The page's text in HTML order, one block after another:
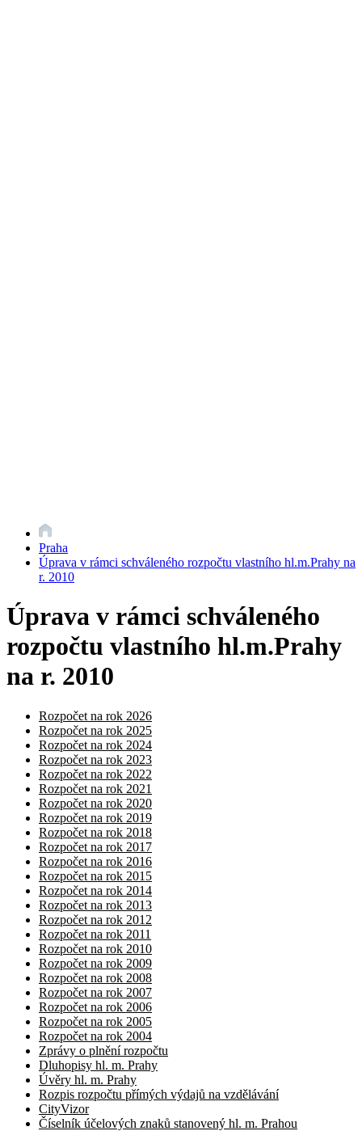
Praha
Úprava v rámci schváleného rozpočtu vlastního hl.m.Prahy na
r. 2010
Úprava v rámci schváleného
rozpočtu vlastního hl.m.Prahy
na r. 2010
Rozpočet na rok 2026
Rozpočet na rok 2025
Rozpočet na rok 2024
Rozpočet na rok 2023
Rozpočet na rok 2022
Rozpočet na rok 2021
Rozpočet na rok 2020
Rozpočet na rok 2019
Rozpočet na rok 2018
Rozpočet na rok 2017
Rozpočet na rok 2016
Rozpočet na rok 2015
Rozpočet na rok 2014
Rozpočet na rok 2013
Rozpočet na rok 2012
Rozpočet na rok 2011
Rozpočet na rok 2010
Rozpočet na rok 2009
Rozpočet na rok 2008
Rozpočet na rok 2007
Rozpočet na rok 2006
Rozpočet na rok 2005
Rozpočet na rok 2004
Zprávy o plnění rozpočtu
Dluhopisy hl. m. Prahy
Úvěry hl. m. Prahy
Rozpis rozpočtu přímých výdajů na vzdělávání
CityVizor
Číselník účelových znaků stanovený hl. m. Prahou